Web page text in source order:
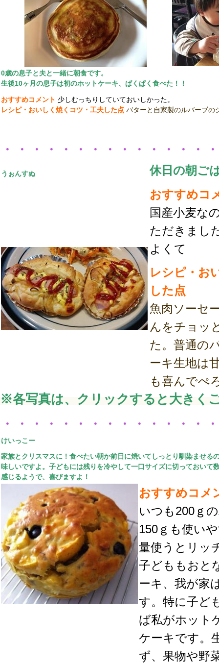
0歳の息子と夫と一緒に朝食です。
生後10ヶ月の息子は初のホットケーキ、ぱくぱく食べた！！
おすすめコメント 少しむっちりしていておいしかった。
レシピ・おいしく焼くコツ・工夫した点 バターと自家製のルバーブの
・・・・・・・・・・・・・・
うぉんすぬ
休日の朝ご
おすすめコ
国産小麦な
ただきまし
よくて
レシピ・お
した点
魚肉ソーセ
んをチョッ
た。普通の
ーキ生地は
も喜んでぺ
※各写真は、クリックすると大きく
・・・・・・・・・・・・・・
けいっこー
家族とクリスマスに！食べたい朝か前日に焼いてしっとり馴染ませる
味しいですよ。子どもには残りを冷やして一口サイズに切っておいて
感じるようで、喜びますよ！
おすすめコメ
いつも200ｇ
150ｇも使い
量使うとリッ
子どももおと
ーキ、我が家
す。特に子ど
ば私がホット
ケーキです。
ず、果物や野